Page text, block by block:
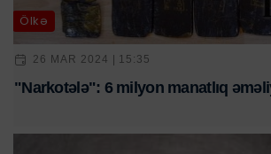
Ölkə
26 MAR 2024 | 15:35
"Narkotələ": 6 milyon manatlıq